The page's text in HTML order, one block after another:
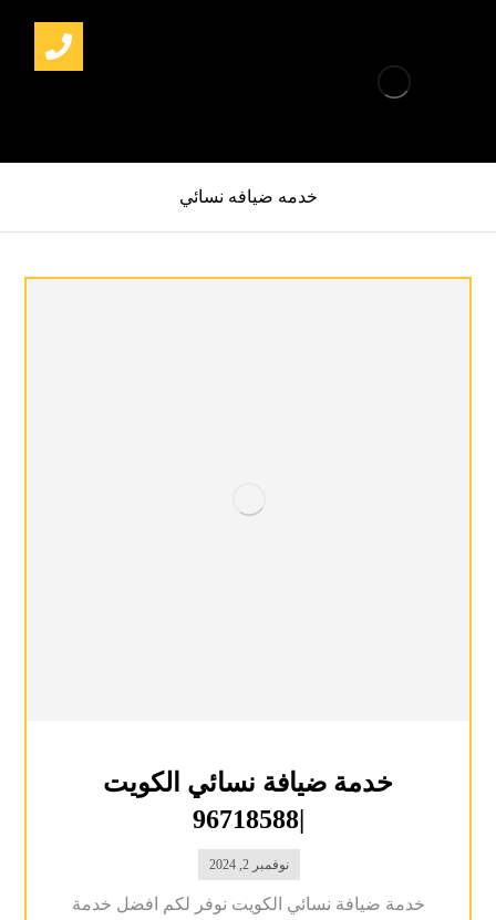
خدمه ضيافه نسائي
خدمة ضيافة نسائي الكويت
|96718588
نوفمبر 2, 2024
خدمة ضيافة نسائي الكويت نوفر لكم افضل خدمة